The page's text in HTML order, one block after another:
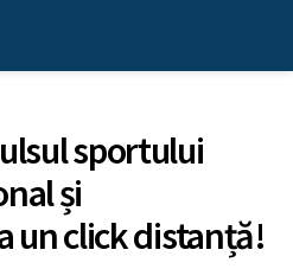
sportului
și
un click distanță!